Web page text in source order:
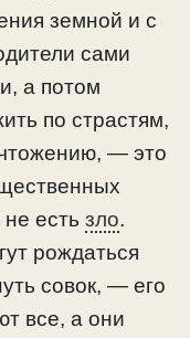
земной и с
сами
а потом
по страстям,
— это
есть зло.
рождаться
совок, — его
все, а они